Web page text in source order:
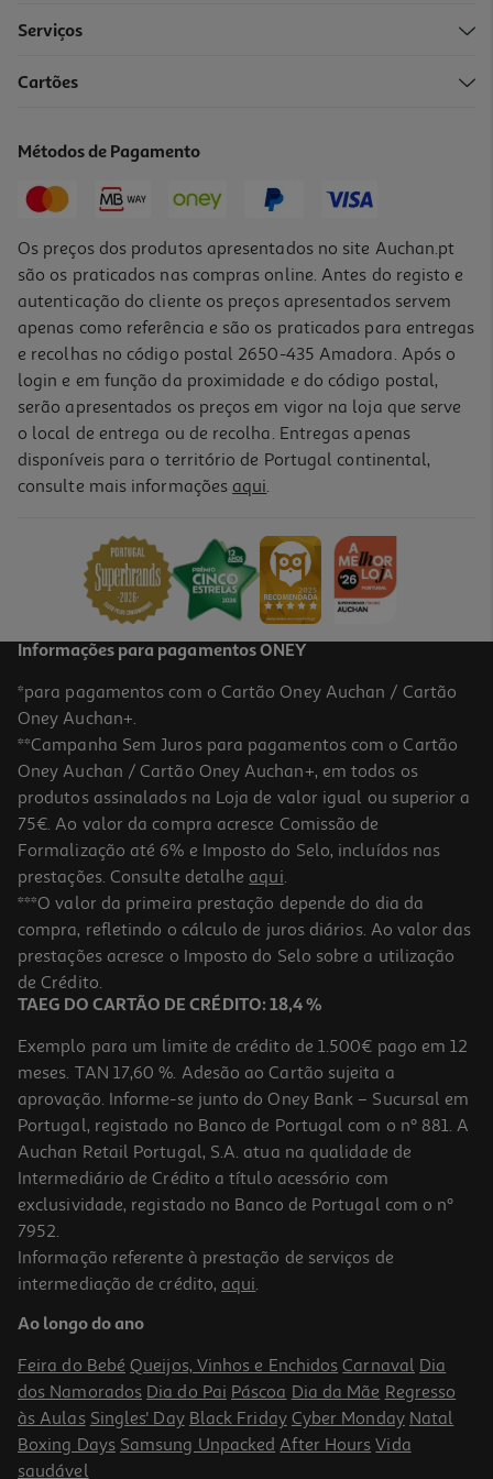
18,50 € PVP de editor
-10%
Livro Tóxico De Nicole Blanchard
PVP de editor
15,30 €
-10%
Livro Belladonna De Adalyn Grace
16.65 €/un
18,50 € PVP de editor
16,65 €
-10%
Livro Wild Card De Elsie Silver
17.55 €/un
PVP de editor
17,55 €
Serviços
Cartões
Métodos de Pagamento
Os preços dos produtos apresentados no site Auchan.pt
são os praticados nas compras online. Antes do registo e
autenticação do cliente os preços apresentados servem
apenas como referência e são os praticados para entregas
e recolhas no código postal 2650-435 Amadora. Após o
login e em função da proximidade e do código postal,
serão apresentados os preços em vigor na loja que serve
o local de entrega ou de recolha. Entregas apenas
disponíveis para o território de Portugal continental,
consulte mais informações aqui.
Informações para pagamentos ONEY
*para pagamentos com o Cartão Oney Auchan / Cartão
Oney Auchan+.
**Campanha Sem Juros para pagamentos com o Cartão
Oney Auchan / Cartão Oney Auchan+, em todos os
produtos assinalados na Loja de valor igual ou superior a
75€. Ao valor da compra acresce Comissão de
Formalização até 6% e Imposto do Selo, incluídos nas
prestações. Consulte detalhe aqui.
***O valor da primeira prestação depende do dia da
compra, refletindo o cálculo de juros diários. Ao valor das
prestações acresce o Imposto do Selo sobre a utilização
de Crédito.
TAEG DO CARTÃO DE CRÉDITO: 18,4 %
Exemplo para um limite de crédito de 1.500€ pago em 12
meses. TAN 17,60 %. Adesão ao Cartão sujeita a
aprovação. Informe-se junto do Oney Bank – Sucursal em
Portugal, registado no Banco de Portugal com o nº 881. A
Auchan Retail Portugal, S.A. atua na qualidade de
Intermediário de Crédito a título acessório com
exclusividade, registado no Banco de Portugal com o nº
7952.
Informação referente à prestação de serviços de
intermediação de crédito, aqui.
Ao longo do ano
Feira do Bebé Queijos, Vinhos e Enchidos Carnaval Dia
dos Namorados Dia do Pai Páscoa Dia da Mãe Regresso
às Aulas Singles' Day Black Friday Cyber Monday Natal
Boxing Days Samsung Unpacked After Hours Vida
saudável